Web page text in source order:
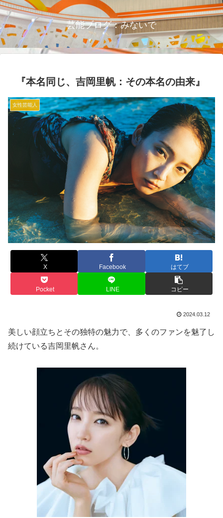
芸能ブログ：みないで
『本名同じ、吉岡里帆：その本名の由来』
女性芸能人
X Facebook はてブ
Pocket LINE コピー
2024.03.12
美しい顔立ちとその独特の魅力で、多くのファンを魅了し
続けている吉岡里帆さん。